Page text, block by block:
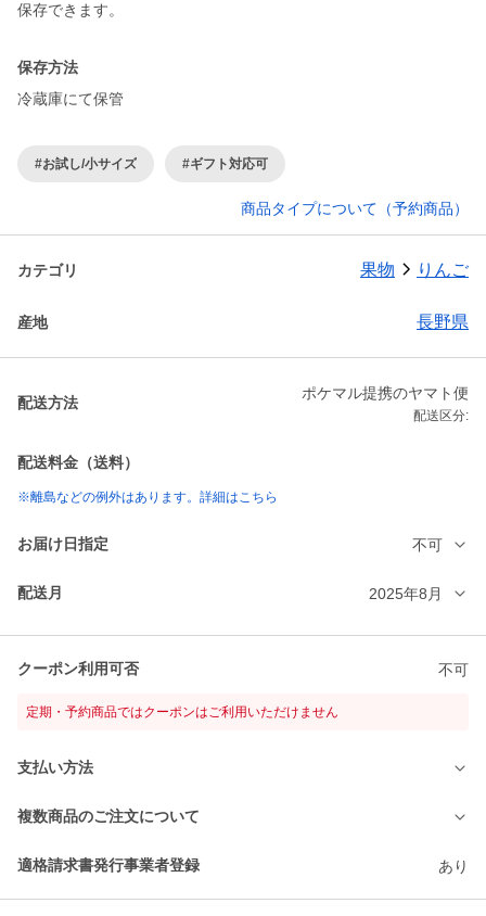
保存できます。
保存方法
冷蔵庫にて保管
#お試し/小サイズ #ギフト対応可
商品タイプについて（予約商品）
カテゴリ 果物 りんご
産地 長野県
配送方法
ポケマル提携のヤマト便
配送区分:
配送料金（送料）
※離島などの例外はあります。詳細はこちら
お届け日指定 不可
配送月 2025年8月
クーポン利用可否 不可
定期・予約商品ではクーポンはご利用いただけません
支払い方法
複数商品のご注文について
適格請求書発行事業者登録 あり